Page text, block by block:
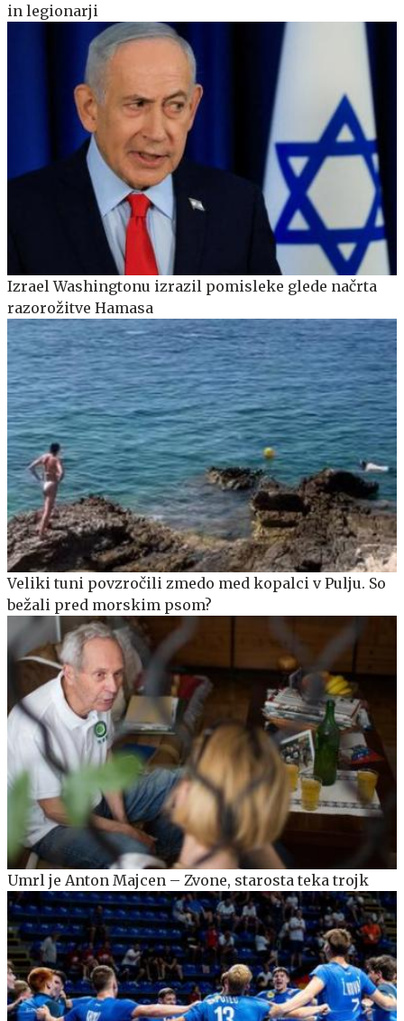
in legionarji
Izrael Washingtonu izrazil pomisleke glede načrta
razorožitve Hamasa
Veliki tuni povzročili zmedo med kopalci v Pulju. So
bežali pred morskim psom?
Umrl je Anton Majcen – Zvone, starosta teka trojk